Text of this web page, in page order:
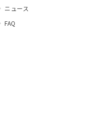
ニュース
FAQ